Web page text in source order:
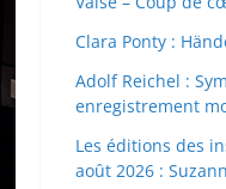
Clara Ponty :
Adolf Reichel :
enregistrement
Les éditions des
août 2026 :